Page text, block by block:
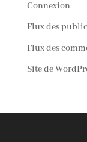
Connexion
Flux des
Flux des
Site de